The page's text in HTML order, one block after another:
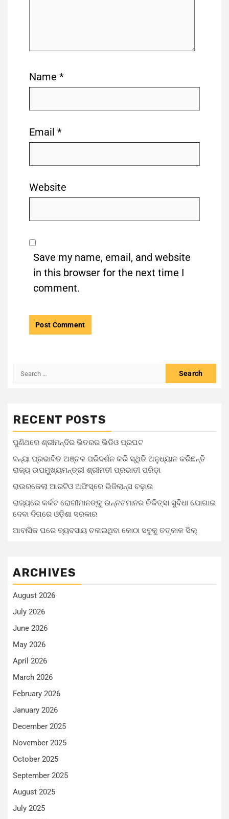
Name *
Email *
Website
Save my name, email, and website
in this browser for the next time I
comment.
RECENT POSTS
ପୁଣିଥରେ ଶ୍ରୀମନ୍ଦିର ଭିତରର ଭିଡିଓ ପ୍ରଘଟ
ବନ୍ୟା ପ୍ରଭାବିତ ଅଞ୍ଚଳ ପରିଦର୍ଶନ କରି ସ୍ଥିତି ଅନୁଧ୍ୟାନ କରିଛନ୍ତି
ରାଜ୍ୟ ଉପମୁଖ୍ୟମନ୍ତ୍ରୀ ଶ୍ରୀମତୀ ପ୍ରଭାତୀ ପରିଡ଼ା
ରାଉରକେଲା ଆରଟିଓ ଅଫିସ୍‌ରେ ଭିଜିଲାନ୍ସ ଚଢ଼ାଉ
ରାଜ୍ୟରେ କର୍କଟ ରୋଗୀମାନଙ୍କୁ ଉନ୍ନତମାନର ଚିକିତ୍ସା ସୁବିଧା ଯୋଗାଇ
ଦେବା ଦିଗରେ ଓଡ଼ିଶା ସରକାର
ଆବାସିକ ଘରେ ବ୍ୟବସାୟ ଚଳାଇଥିବା କୋଠା ସବୁକୁ ତତ୍କାଳ ସିଲ୍‌
ARCHIVES
August 2026
July 2026
June 2026
May 2026
April 2026
March 2026
February 2026
January 2026
December 2025
November 2025
October 2025
September 2025
August 2025
July 2025